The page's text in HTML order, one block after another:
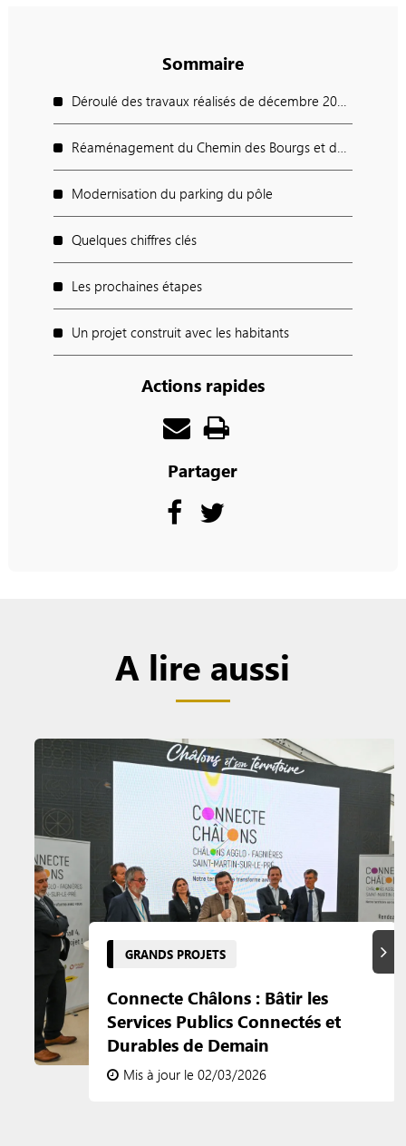
Sommaire
Déroulé des travaux réalisés de décembre 2024 à juin 2025
Réaménagement du Chemin des Bourgs et de l’entrée du parc Bellevue
Modernisation du parking du pôle
Quelques chiffres clés
Les prochaines étapes
Un projet construit avec les habitants
Actions rapides
Partager
A lire aussi
GRANDS PROJETS
Connecte Châlons : Bâtir les
Services Publics Connectés et
Durables de Demain
Mis à jour le 02/03/2026